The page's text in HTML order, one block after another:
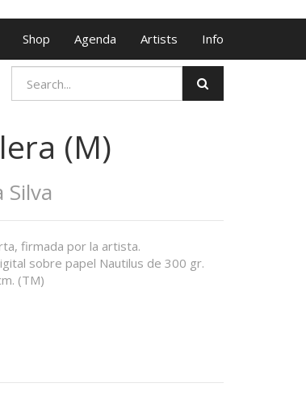
Shop Agenda Artists Info
(M)
Silva
firmada por la artista.
sobre papel Nautilus de 300 gr.
(TM)